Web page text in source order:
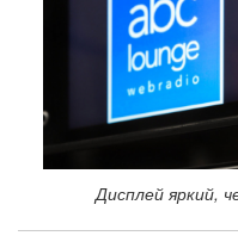
Дисплей яркий,